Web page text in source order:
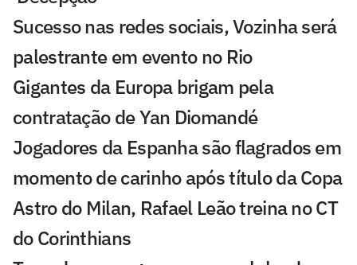
Sucesso nas redes sociais, Vozinha será
palestrante em evento no Rio
Gigantes da Europa brigam pela
contratação de Yan Diomandé
Jogadores da Espanha são flagrados em
momento de carinho após título da Copa
Astro do Milan, Rafael Leão treina no CT
do Corinthians